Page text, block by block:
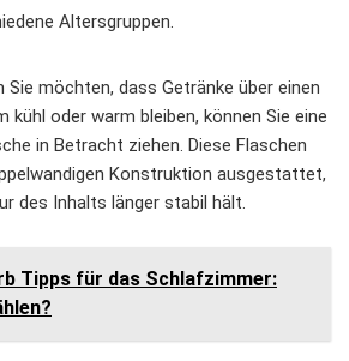
Altersgruppen.
Sie möchten, dass Getränke über einen
kühl oder warm bleiben, können Sie eine
in Betracht ziehen. Diese Flaschen
Konstruktion ausgestattet,
des Inhalts länger stabil hält.
Tipps für das Schlafzimmer: